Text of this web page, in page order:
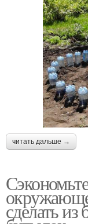
читать дальше →
сделать